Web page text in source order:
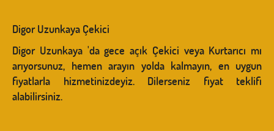
Digor Uzunkaya Çekici
Digor Uzunkaya 'da gece açık Çekici veya Kurtarıcı mı
arıyorsunuz, hemen arayın yolda kalmayın, en uygun
fiyatlarla hizmetinizdeyiz. Dilerseniz fiyat teklifi
alabilirsiniz.